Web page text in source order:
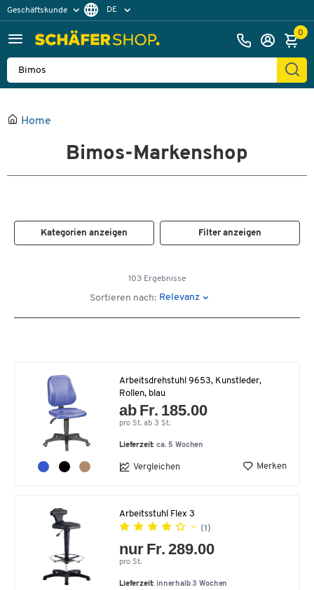
Geschäftskunde DE
0
Home
Bimos-Markenshop
Kategorien anzeigen Filter anzeigen
103 Ergebnisse
Sortieren nach: Relevanz
Arbeitsdrehstuhl 9653, Kunstleder,
Rollen, blau
ab Fr. 185.00
pro St. ab 3 St.
Lieferzeit:ca. 5 Wochen
Vergleichen Merken
Arbeitsstuhl Flex 3
(1)
nur Fr. 289.00
pro St.
Lieferzeit: innerhalb 3 Wochen